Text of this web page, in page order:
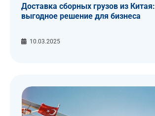
Доставка сборных грузов из Китая:
выгодное решение для бизнеса
10.03.2025